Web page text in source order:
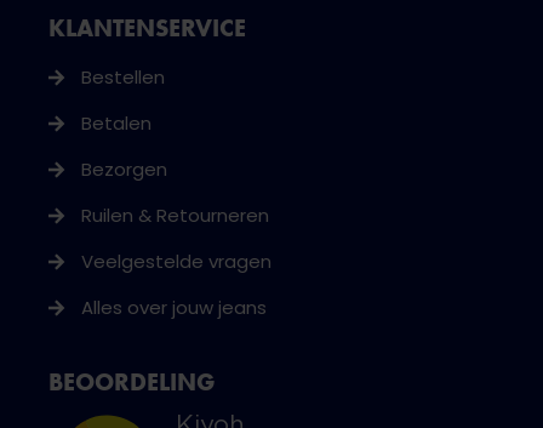
KLANTENSERVICE
Bestellen
Betalen
Bezorgen
Ruilen & Retourneren
Veelgestelde vragen
Alles over jouw jeans
BEOORDELING